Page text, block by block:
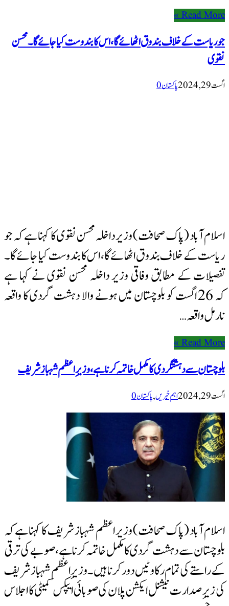
Read More »
جو ریاست کے خلاف بندوق اٹھائے گا، اس کا بندوست کیا جائے گا۔ محسن
نقوی
اگست 29, 2024 پاکستان0
اسلام آباد (پاک صحافت) وزیر داخلہ محسن نقوی کا کہنا ہے کہ جو
ریاست کے خلاف بندوق اٹھائے گا، اس کا بندوست کیا جائے گا۔
تفصیلات کے مطابق وفاقی وزیر داخلہ محسن نقوی نے کہا ہے
کہ 26 اگست کو بلوچستان میں ہونے والا دہشت گردی کا واقعہ
نارمل واقعہ …
Read More »
بلوچستان سے دہشتگردی کا مکمل خاتمہ کرنا ہے، وزیرِ اعظم شہباز شریف
اگست 29, 2024 اہم خبریں,پاکستان0
اسلام آباد (پاک صحافت) وزیر اعظم شہباز شریف کا کہنا ہے کہ
بلوچستان سے دہشت گردی کا مکمل خاتمہ کرنا ہے، صوبے کی ترقی
کے راستے کی تمام رکاوٹیں دور کرنا ہیں۔ وزیرِ اعظم شہباز شریف
کی زیرِ صدارت نیشنل ایکشن پلان کی صوبائی ایپکس کمیٹی کا اجلاس